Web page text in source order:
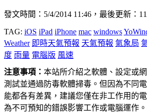
發文時間：5/4/2014 11:46，最後更新：
TAG: iOS iPad iPhone mac windows
Weather 即時天氣預報 天氣預報 氣象局
度 雨量 電腦版 風速
注意事項： 本站所介紹之軟體、設定或
測試並通過防毒軟體掃毒。但因為不同
能都各有差異，建議您僅在非工作用的
為不可預知的錯誤影響工作或電腦運作